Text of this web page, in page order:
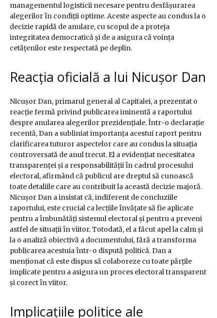
managementul logisticii necesare pentru desfășurarea
alegerilor în condiții optime. Aceste aspecte au condus la o
decizie rapidă de anulare, cu scopul de a proteja
integritatea democratică și de a asigura că voința
cetățenilor este respectată pe deplin.
Reacția oficială a lui Nicușor Dan
Nicușor Dan, primarul general al Capitalei, a prezentat o
reacție fermă privind publicarea iminentă a raportului
despre anularea alegerilor prezidențiale. Într-o declarație
recentă, Dan a subliniat importanța acestui raport pentru
clarificarea tuturor aspectelor care au condus la situația
controversată de anul trecut. El a evidențiat necesitatea
transparenței și a responsabilității în cadrul procesului
electoral, afirmând că publicul are dreptul să cunoască
toate detaliile care au contribuit la această decizie majoră.
Nicușor Dan a insistat că, indiferent de concluziile
raportului, este crucial ca lecțiile învățate să fie aplicate
pentru a îmbunătăți sistemul electoral și pentru a preveni
astfel de situații în viitor. Totodată, el a făcut apel la calm și
la o analiză obiectivă a documentului, fără a transforma
publicarea acestuia într-o dispută politică. Dan a
menționat că este dispus să colaboreze cu toate părțile
implicate pentru a asigura un proces electoral transparent
și corect în viitor.
Implicațiile politice ale